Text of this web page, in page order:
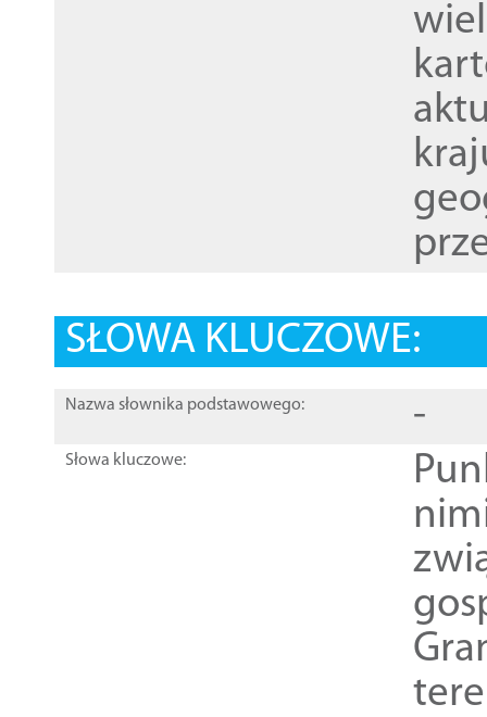
SŁOWA KLUCZOWE:
Nazwa słownika podstawowego: -
Słowa kluczowe: